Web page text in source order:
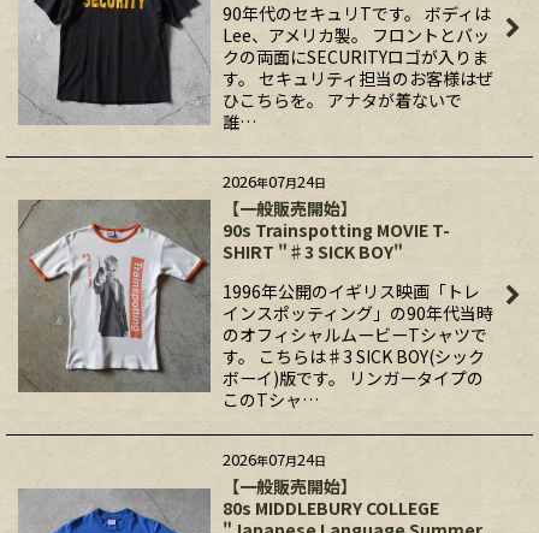
90年代のセキュリTです。 ボディは
Lee、アメリカ製。 フロントとバッ
クの両面にSECURITYロゴが入りま
す。 セキュリティ担当のお客様はぜ
ひこちらを。 アナタが着ないで
誰…
2026年07月24日
【一般販売開始】
90s Trainspotting MOVIE T-
SHIRT "♯3 SICK BOY"
1996年公開のイギリス映画「トレ
インスポッティング」の90年代当時
のオフィシャルムービーTシャツで
す。 こちらは♯3 SICK BOY(シック
ボーイ)版です。 リンガータイプの
このTシャ…
2026年07月24日
【一般販売開始】
80s MIDDLEBURY COLLEGE